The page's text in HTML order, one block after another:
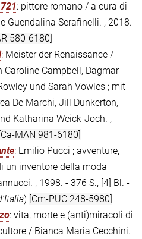
: pittore romano / a cura di
Guendalina Serafinelli. , 2018.
580-6180]
: Meister der Renaissance /
Caroline Campbell, Dagmar
und Sarah Vowles ; mit
De Marchi, Jill Dunkerton,
Katharina Weick-Joch. ,
[Ca-MAN 981-6180]
: Emilio Pucci ; avventure,
un inventore della moda
, 1998. - 376 S., [4] Bl. -
) [Cm-PUC 248-5980]
: vita, morte e (anti)miracoli di
/ Bianca Maria Cecchini.